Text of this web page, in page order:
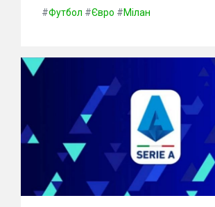
#Футбол #Євро #Мілан